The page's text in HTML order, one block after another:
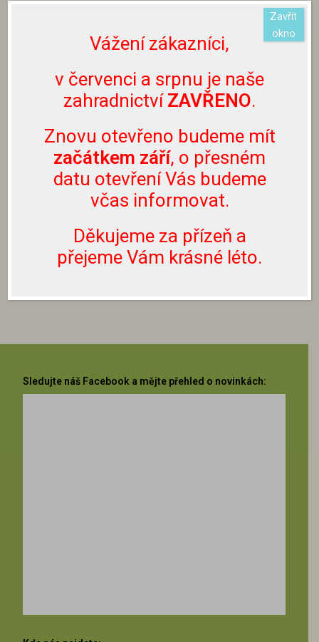
aktuální dostupnosti rostlin se můžete informovat
prostřednictvím Facebooku či Instagramu.
Nevolejte prosím na naše telefonní číslo, neslouží
Rostliny lze zakoupit pouze přímo u nás v
zahradnictví, nezasíláme je.
ZPĚT NA LISTNATÉ DŘEVINY
ZPĚT NA SORTIMENT
Sledujte náš Facebook a mějte přehled o novinkách:
Vážení zákazníci,
v červenci a srpnu je naše
zahradnictví ZAVŘENO.
Znovu otevřeno budeme mít
začátkem září, o přesném
datu otevření Vás budeme
včas informovat.
Děkujeme za přízeň a
přejeme Vám krásné léto.
Zavřít
okno